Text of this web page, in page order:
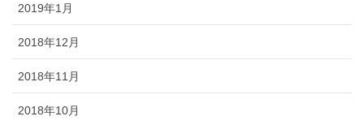
2019年1月
2018年12月
2018年11月
2018年10月